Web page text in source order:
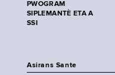
PWOGRAM
SIPLEMANTÈ ETA A
SSI
Asirans Sante